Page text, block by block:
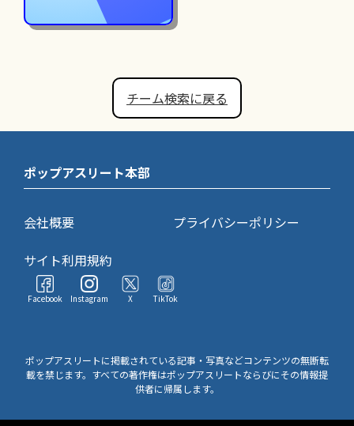
チーム検索に戻る
ポップアスリート本部
会社概要
プライバシーポリシー
サイト利用規約
Facebook Instagram X TikTok
ポップアスリートに掲載されている記事・写真などコンテンツの無断転
載を禁じます。すべての著作権はポップアスリートならびにその情報提
供者に帰属します。